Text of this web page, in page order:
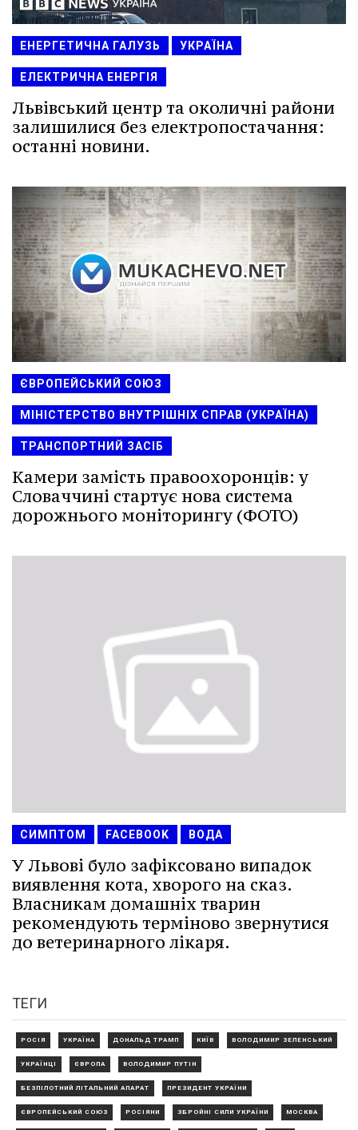
ЕНЕРГЕТИЧНА ГАЛУЗЬ УКРАЇНА
ЕЛЕКТРИЧНА ЕНЕРГІЯ
Львівський центр та околичні райони
залишилися без електропостачання:
останні новини.
ЄВРОПЕЙСЬКИЙ СОЮЗ
МІНІСТЕРСТВО ВНУТРІШНІХ СПРАВ (УКРАЇНА)
ТРАНСПОРТНИЙ ЗАСІБ
Камери замість правоохоронців: у
Словаччині стартує нова система
дорожнього моніторингу (ФОТО)
СИМПТОМ FACEBOOK ВОДА
У Львові було зафіксовано випадок
виявлення кота, хворого на сказ.
Власникам домашніх тварин
рекомендують терміново звернутися
до ветеринарного лікаря.
ТЕГИ
РОСІЯ УКРАЇНА ДОНАЛЬД ТРАМП КИЇВ ВОЛОДИМИР ЗЕЛЕНСЬКИЙ
УКРАЇНЦІ ЄВРОПА ВОЛОДИМИР ПУТІН
БЕЗПІЛОТНИЙ ЛІТАЛЬНИЙ АПАРАТ ПРЕЗИДЕНТ УКРАЇНИ
ЄВРОПЕЙСЬКИЙ СОЮЗ РОСІЯНИ ЗБРОЙНІ СИЛИ УКРАЇНИ МОСКВА